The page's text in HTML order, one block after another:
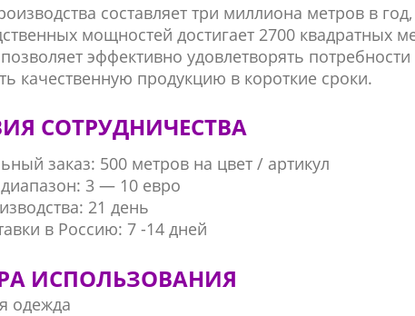
составляет три миллиона метров в
мощностей достигает 2700 квадратных
эффективно удовлетворять потребности
качественную продукцию в короткие сроки.
СОТРУДНИЧЕСТВА
заказ: 500 метров на цвет / артикул
3 — 10 евро
21 день
в Россию: 7 -14 дней
ИСПОЛЬЗОВАНИЯ
одежда